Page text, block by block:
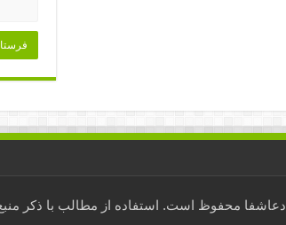
دعاشفا محفوظ است. استفاده از مطالب با ذکر